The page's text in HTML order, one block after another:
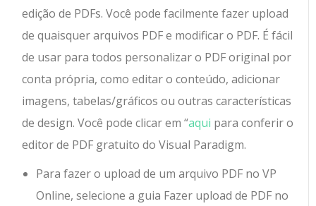
edição de PDFs. Você pode facilmente fazer upload
de quaisquer arquivos PDF e modificar o PDF. É fácil
de usar para todos personalizar o PDF original por
conta própria, como editar o conteúdo, adicionar
imagens, tabelas/gráficos ou outras características
de design. Você pode clicar em “aqui para conferir o
editor de PDF gratuito do Visual Paradigm.
Para fazer o upload de um arquivo PDF no VP
Online, selecione a guia Fazer upload de PDF no